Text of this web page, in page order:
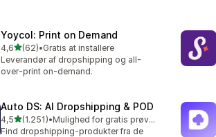
Yoycol: Print on Demand
4,6ud af 5 stjerner
(62)
62 anmeldelser i alt
•Gratis at installere
Leverandør af dropshipping og all-
over-print on-demand.
Auto DS: AI Dropshipping & POD
4,5ud af 5 stjerner
(1.251)
1251 anmeldelser i alt
•
Mulighed for gratis prøveperiode
Find dropshipping-produkter fra de